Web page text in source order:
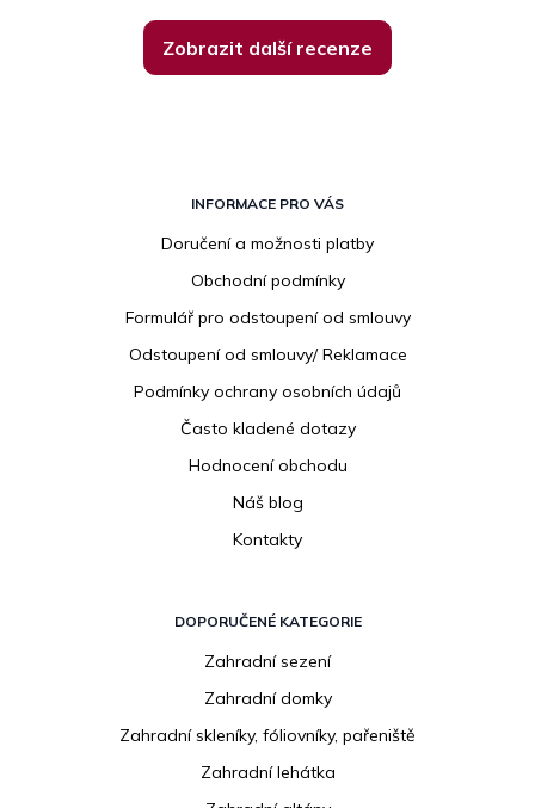
Zobrazit další recenze
INFORMACE PRO VÁS
Doručení a možnosti platby
Obchodní podmínky
Formulář pro odstoupení od smlouvy
Odstoupení od smlouvy/ Reklamace
Podmínky ochrany osobních údajů
Často kladené dotazy
Hodnocení obchodu
Náš blog
Kontakty
DOPORUČENÉ KATEGORIE
Zahradní sezení
Zahradní domky
Zahradní skleníky, fóliovníky, pařeniště
Zahradní lehátka